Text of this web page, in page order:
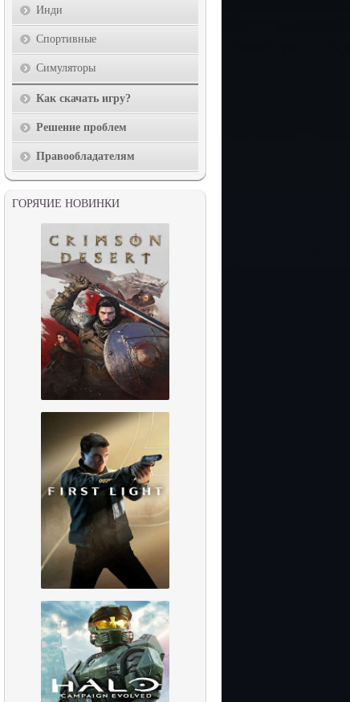
Инди
Спортивные
Симуляторы
Как скачать игру?
Решение проблем
Правообладателям
ГОРЯЧИЕ НОВИНКИ